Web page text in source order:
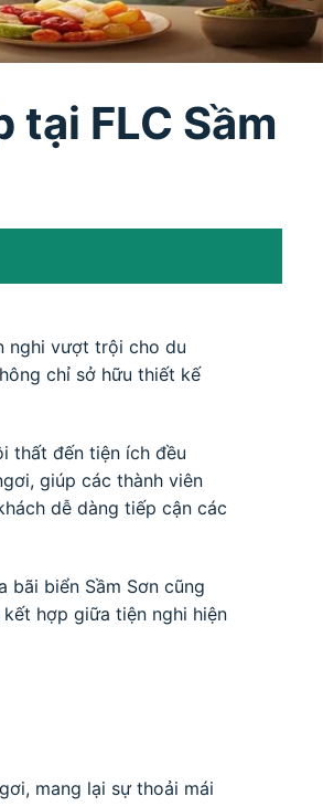
tại FLC Sầm
nghi vượt trội cho du
chỉ sở hữu thiết kế
thất đến tiện ích đều
giúp các thành viên
dễ dàng tiếp cận các
bãi biển Sầm Sơn cũng
hợp giữa tiện nghi hiện
mang lại sự thoải mái